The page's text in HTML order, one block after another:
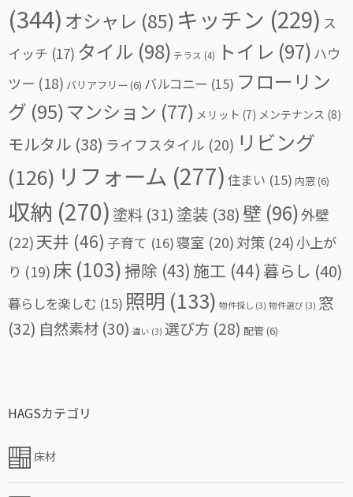
(344) オシャレ (85) キッチン (229) ス
イッチ (17) タイル (98) テラス (4) トイレ (97) ハウ
ツー (18) バリアフリー (6) バルコニー (15) フローリン
グ (95)マンション (77) メリット (7) メンテナンス (8)
モルタル (38) ライフスタイル (20) リビング
(126) リフォーム (277) 住まい (15) 内窓(6)
収納 (270) 塗料 (31) 塗装 (38) 壁 (96)外壁
(22)天井 (46) 子育て (16)寝室 (20) 対策 (24)小上が
り (19) 床 (103)掃除 (43) 施工 (44) 暮らし (40)
暮らしを楽しむ (15) 照明 (133) 物件探し (3) 物件選び (3) 窓
(32) 自然素材 (30) 違い (3) 選び方 (28) 配管(6)
HAGSカテゴリ
床材